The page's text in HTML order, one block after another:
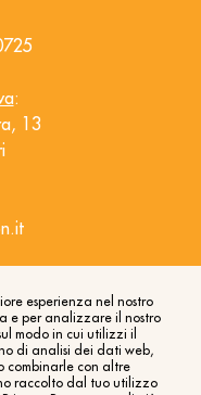
esperienza nel nostro
e per analizzare il nostro
modo in cui utilizzi il
di analisi dei dati web,
combinarle con altre
raccolto dal tuo utilizzo
:
13